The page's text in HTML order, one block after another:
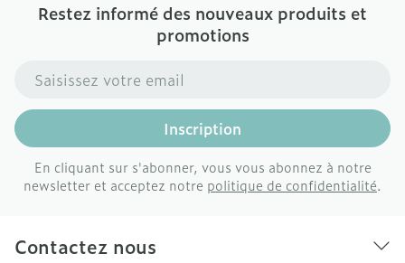
Restez informé des nouveaux produits et
promotions
Adresse mail
Inscription
En cliquant sur s'abonner, vous vous abonnez à notre
newsletter et acceptez notre politique de confidentialité.
Contactez nous